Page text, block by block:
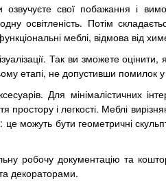
озвучуєте свої побажання і
освітленість. Потім
меблі, відмова від
Так ви зможете
етапі, не допустивши помилок у
Для мінімалістичних
і легкості. Меблі
це можуть бути геометричні
робочу документацію та
декораторами.